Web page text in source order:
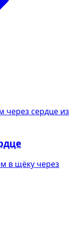
в щёку через